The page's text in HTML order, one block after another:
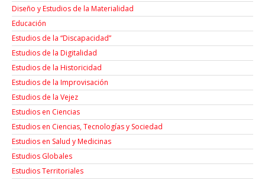
Diseño y Estudios de la Materialidad
Educación
Estudios de la “Discapacidad”
Estudios de la Digitalidad
Estudios de la Historicidad
Estudios de la Improvisación
Estudios de la Vejez
Estudios en Ciencias
Estudios en Ciencias, Tecnologías y Sociedad
Estudios en Salud y Medicinas
Estudios Globales
Estudios Territoriales